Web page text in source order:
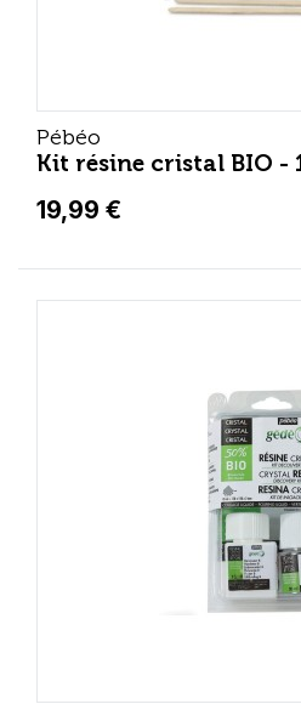
Pébéo
Kit résine cristal BIO -
19,99 €